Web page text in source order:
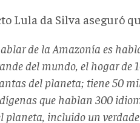
Lula da Silva aseguró
de la Amazonía es
del mundo, el hogar de
del planeta; tiene 50
que hablan 300
planeta, incluido un